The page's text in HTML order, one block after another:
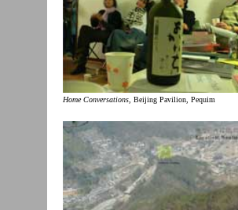
Home Conversations , Beijing Pavilion, Pequim